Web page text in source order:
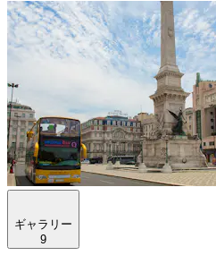
ギャラリー
9